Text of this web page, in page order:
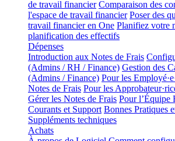
de travail financier Comparaison des
l'espace de travail financier Poser des
travail financier en One Planifiez votre
planification des effectifs
Dépenses
Introduction aux Notes de Frais
(Admins / RH / Finance) Gestion des
(Admins / Finance) Pour les
Notes de Frais Pour les
Gérer les Notes de Frais Pour l’Équipe
Courants et Support Bonnes Pratiques
Suppléments techniques
Achats